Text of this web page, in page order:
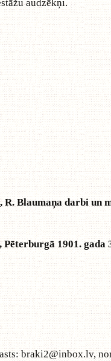
Blaumaņa darbi un
1901. gada
braki2@inbox.lv,